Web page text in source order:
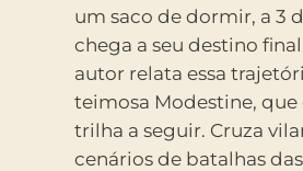
um saco de dormir, a 3
chega a seu destino
autor relata essa
teimosa Modestine, que
trilha a seguir. Cruza
cenários de batalhas